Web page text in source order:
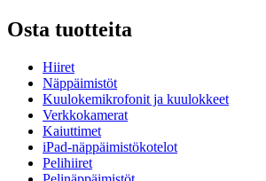
Osta tuotteita
Hiiret
Näppäimistöt
Kuulokemikrofonit ja kuulokkeet
Verkkokamerat
Kaiuttimet
iPad-näppäimistökotelot
Pelihiiret